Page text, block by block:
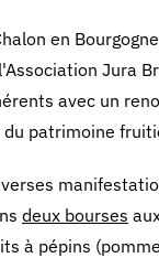
en
Jura
avec un
patrimoine
deux bourses
à pépins